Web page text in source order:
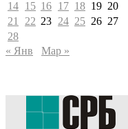
14 15 16 17 18 19 20
21
22 23 24 25 26 27
28
« Янв
Мар »